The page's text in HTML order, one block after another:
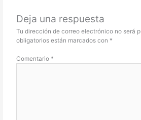
Deja una respuesta
Tu dirección de correo electrónico no será
obligatorios están marcados con *
Comentario *